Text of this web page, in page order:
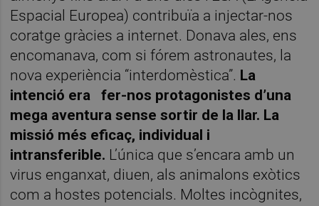
Espacial Europea) contribuïa a injectar-nos
coratge gràcies a internet. Donava ales, ens
encomanava, com si fórem astronautes, la
nova experiència “interdomèstica”. La
intenció era
fer-nos protagonistes d’una
mega aventura sense sortir de la llar. La
missió més eficaç, individual i
intransferible. L’única que s’encara amb un
virus enganxat, diuen, als animalons exòtics
com a hostes potencials. Moltes incògnites,